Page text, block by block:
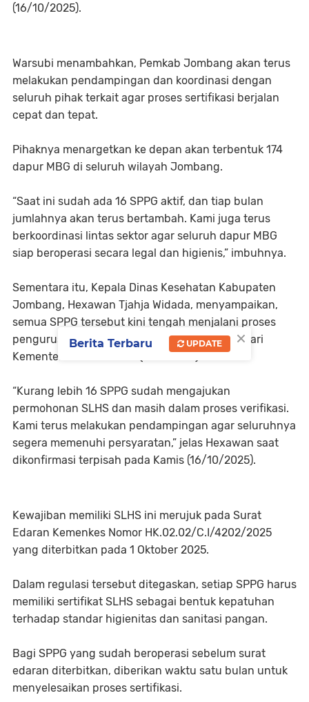
(16/10/2025).
Warsubi menambahkan, Pemkab Jombang akan terus
melakukan pendampingan dan koordinasi dengan
seluruh pihak terkait agar proses sertifikasi berjalan
cepat dan tepat.
Pihaknya menargetkan ke depan akan terbentuk 174
dapur MBG di seluruh wilayah Jombang.
“Saat ini sudah ada 16 SPPG aktif, dan tiap bulan
jumlahnya akan terus bertambah. Kami juga terus
berkoordinasi lintas sektor agar seluruh dapur MBG
siap beroperasi secara legal dan higienis,” imbuhnya.
Sementara itu, Kepala Dinas Kesehatan Kabupaten
Jombang, Hexawan Tjahja Widada, menyampaikan,
semua SPPG tersebut kini tengah menjalani proses
pengurusan SLHS sesuai dengan ketentuan dari
Kementerian Kesehatan (Kemenkes).
“Kurang lebih 16 SPPG sudah mengajukan
permohonan SLHS dan masih dalam proses verifikasi.
Kami terus melakukan pendampingan agar seluruhnya
segera memenuhi persyaratan,” jelas Hexawan saat
dikonfirmasi terpisah pada Kamis (16/10/2025).
Kewajiban memiliki SLHS ini merujuk pada Surat
Edaran Kemenkes Nomor HK.02.02/C.I/4202/2025
yang diterbitkan pada 1 Oktober 2025.
Dalam regulasi tersebut ditegaskan, setiap SPPG harus
memiliki sertifikat SLHS sebagai bentuk kepatuhan
terhadap standar higienitas dan sanitasi pangan.
Bagi SPPG yang sudah beroperasi sebelum surat
edaran diterbitkan, diberikan waktu satu bulan untuk
menyelesaikan proses sertifikasi.
×
Berita Terbaru UPDATE